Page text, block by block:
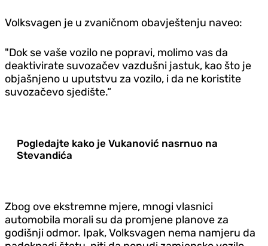
Volksvagen je u zvaničnom obavještenju naveo:
"Dok se vaše vozilo ne popravi, molimo vas da
deaktivirate suvozačev vazdušni jastuk, kao što je
objašnjeno u uputstvu za vozilo, i da ne koristite
suvozačevo sjedište.“
Pogledajte kako je Vukanović nasrnuo na
Stevandića
Zbog ove ekstremne mjere, mnogi vlasnici
automobila morali su da promjene planove za
godišnji odmor. Ipak, Volksvagen nema namjeru da